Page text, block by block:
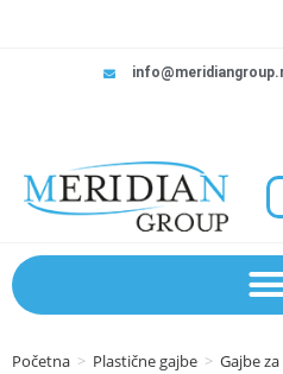
Početna > Plastične gajbe > Gajbe